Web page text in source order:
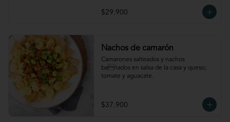
$29.900
Nachos de camarón
Camarones salteados y nachos
bañados en salsa de la casa y queso;
tomate y aguacate.
$37.900